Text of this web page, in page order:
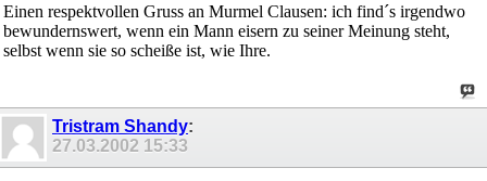
Einen respektvollen Gruss an Murmel Clausen: ich find´s irgendwo
bewundernswert, wenn ein Mann eisern zu seiner Meinung steht,
selbst wenn sie so scheiße ist, wie Ihre.
Tristram Shandy:
27.03.2002 15:33